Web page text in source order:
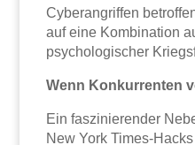
Cyberangriffen
auf eine Kombination
psychologischer
Wenn Konkurrenten
Ein faszinierender
New York Times-